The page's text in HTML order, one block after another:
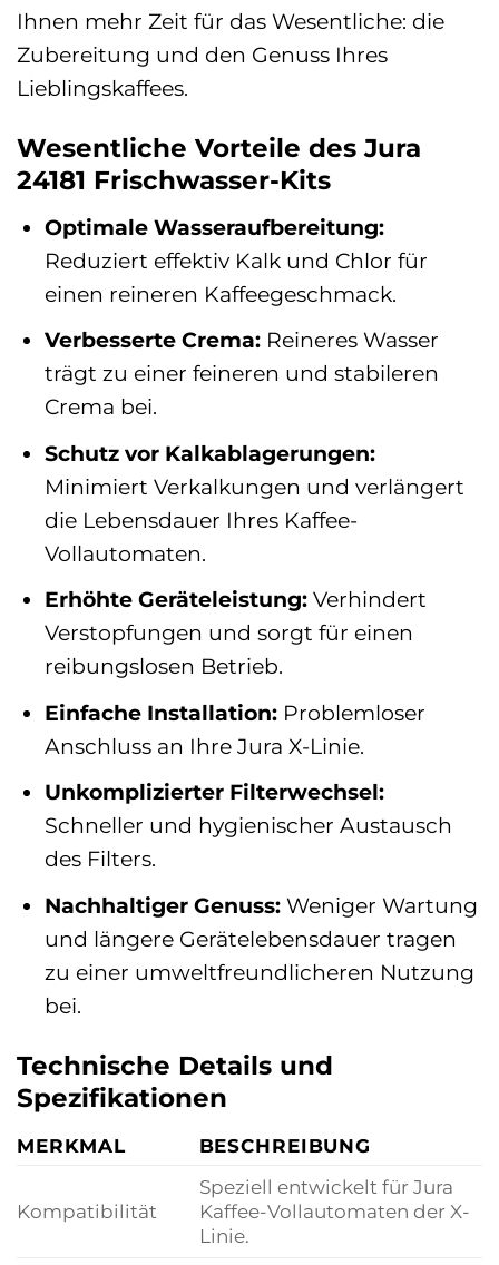
Ihnen mehr Zeit für das Wesentliche: die
Zubereitung und den Genuss Ihres
Lieblingskaffees.
Wesentliche Vorteile des Jura
24181 Frischwasser-Kits
Optimale Wasseraufbereitung:
Reduziert effektiv Kalk und Chlor für
einen reineren Kaffeegeschmack.
Verbesserte Crema:Reineres Wasser
trägt zu einer feineren und stabileren
Crema bei.
Schutz vor Kalkablagerungen:
Minimiert Verkalkungen und verlängert
die Lebensdauer Ihres Kaffee-
Vollautomaten.
Erhöhte Geräteleistung:Verhindert
Verstopfungen und sorgt für einen
reibungslosen Betrieb.
Einfache Installation:Problemloser
Anschluss an Ihre Jura X-Linie.
Unkomplizierter Filterwechsel:
Schneller und hygienischer Austausch
des Filters.
Nachhaltiger Genuss:Weniger Wartung
und längere Gerätelebensdauer tragen
zu einer umweltfreundlicheren Nutzung
bei.
Technische Details und
Spezifikationen
MERKMAL BESCHREIBUNG
Kompatibilität
Speziell entwickelt für Jura
Kaffee-Vollautomaten der X-
Linie.